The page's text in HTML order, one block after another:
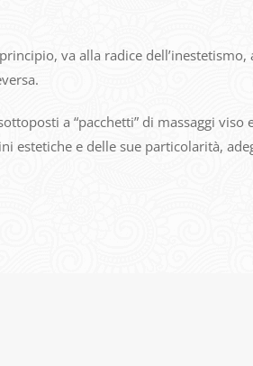
va alla radice
a “pacchetti” di massaggi
estetiche e delle sue particolarità,